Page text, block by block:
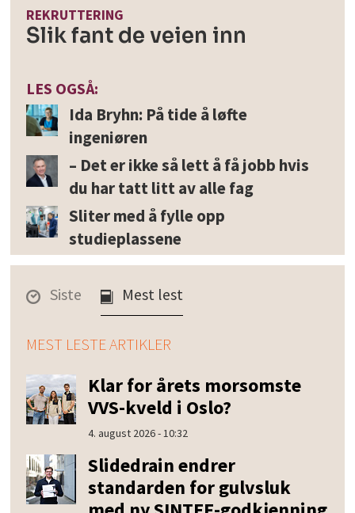
REKRUTTERING
Slik fant de veien inn
LES OGSÅ:
Ida Bryhn: På tide å løfte
ingeniøren
– Det er ikke så lett å få jobb hvis
du har tatt litt av alle fag
Sliter med å fylle opp
studieplassene
Siste Mest lest
MEST LESTE ARTIKLER
Klar for årets morsomste
VVS-kveld i Oslo?
4. august 2026 - 10:32
Slidedrain endrer
standarden for gulvsluk